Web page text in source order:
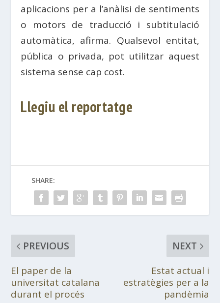
aplicacions per a l’anàlisi de sentiments
o motors de traducció i subtitulació
automàtica, afirma. Qualsevol entitat,
pública o privada, pot utilitzar aquest
sistema sense cap cost.
Llegiu el reportatge
SHARE:
PREVIOUS
El paper de la
universitat catalana
durant el procés
NEXT
Estat actual i
estratègies per a la
pandèmia